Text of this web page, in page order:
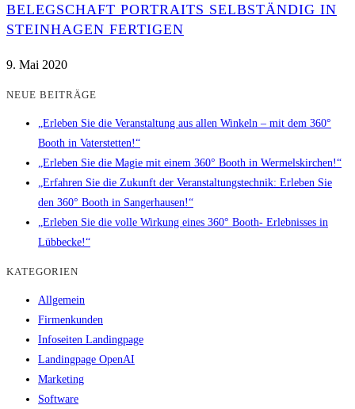
BELEGSCHAFT PORTRAITS SELBSTÄNDIG IN
STEINHAGEN FERTIGEN
9. Mai 2020
NEUE BEITRÄGE
„Erleben Sie die Veranstaltung aus allen Winkeln – mit dem 360°
Booth in Vaterstetten!“
„Erleben Sie die Magie mit einem 360° Booth in Wermelskirchen!“
„Erfahren Sie die Zukunft der Veranstaltungstechnik: Erleben Sie
den 360° Booth in Sangerhausen!“
„Erleben Sie die volle Wirkung eines 360° Booth- Erlebnisses in
Lübbecke!“
KATEGORIEN
Allgemein
Firmenkunden
Infoseiten Landingpage
Landingpage OpenAI
Marketing
Software